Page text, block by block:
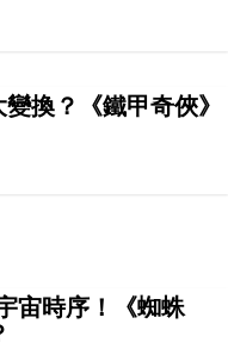
換？《鐵甲奇俠》
宙時序！《蜘蛛